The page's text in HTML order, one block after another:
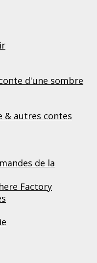
d'une sombre
& autres contes
de la
Factory